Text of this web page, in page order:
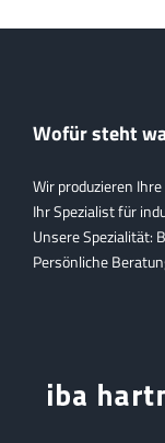
Wofür steht
Wir produzieren
Ihr Spezialist für
Unsere Spezialität:
Persönliche